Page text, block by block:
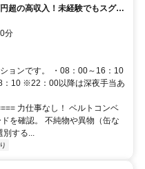
超の高収入！未経験でもスグに
即入居可能な寮完備◎
分
ョンです。 ・08：00～16：10
：10 ※22：00以降は深夜手当あ
力仕事なし！ ベルトコンベ
を確認。 不純物や異物（缶な
別する...